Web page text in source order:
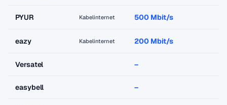
PYUR Kabelinternet 500 Mbit/s
eazy Kabelinternet 200 Mbit/s
Versatel –
easybell –